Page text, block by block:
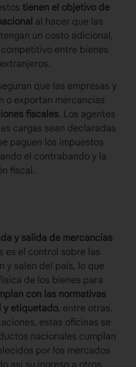
tienen el objetivo de
al hacer que las
un costo adicional,
entre bienes
que las empresas y
o exportan mercancías
fiscales. Los agentes
cargas sean declaradas
paguen los impuestos
el contrabando y la
fiscal.
y salida de mercancías
es el control sobre las
y salen del país, lo que
de los bienes para
con las normativas
y etiquetado, entre otras.
estas oficinas se
nacionales cumplan
por los mercados